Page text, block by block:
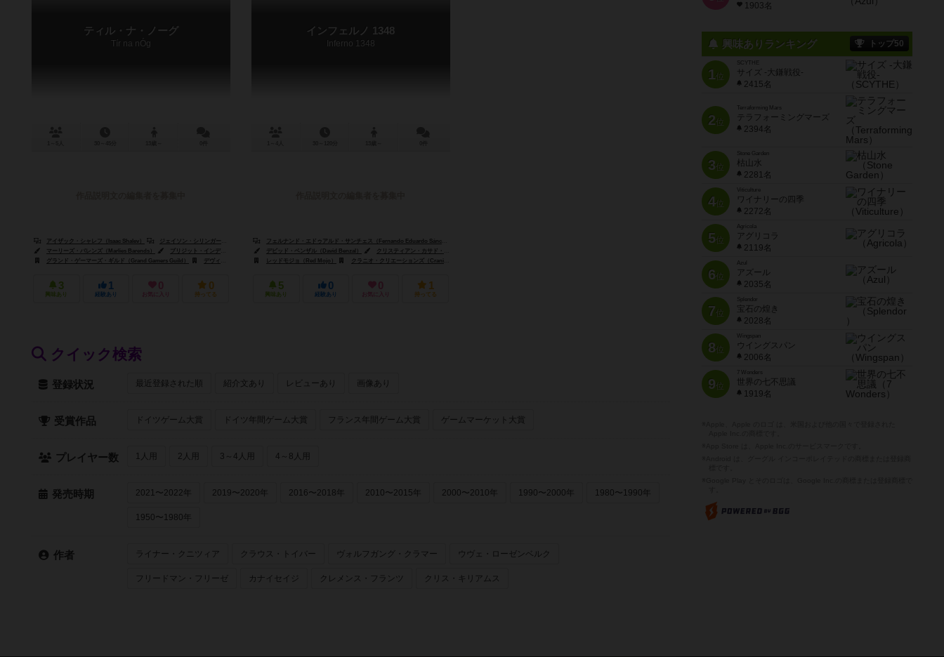
ティル・ナ・ノーグ
Tír na nÓg
アイザック・シャレフ（Isaac Shalev）
ジェイソン・シリンガーランド（Jason Slingerland）
マーリーズ・バレンズ（Marlies Barends）
ブリジット・インデリカト（Brigette Indelicato）
グランド・ゲーマーズ・ギルド（Grand Gamers Guild）
デヴィル（Devir） フロステッド・ゲームズ（Frosted Games）
3
興味あり
1
経験あり
0
お気に入り
0
持ってる
インフェルノ 1348
Inferno 1348
フェルナンド・エドゥアルド・サンチェス（Fernando Eduardo Sánchez）
デビッド・ベンザル（David Benzal）
クリスティアン・カサド・オタズ（Cristian Casado Otazu）
レッドモジョ（Red Mojo）
クラニオ・クリエーションズ（Cranio Creations）
5
興味あり
0
経験あり
0
お気に入り
1
持ってる
クイック検索
登録状況 最近登録された順 紹介文あり レビューあり 画像あり
受賞作品 ドイツゲーム大賞 ドイツ年間ゲーム大賞 フランス年間ゲーム大賞 ゲームマーケット大賞
プレイヤー数 1人用 2人用 3～4人用 4～8人用
発売時期 2021〜2022年 2019〜2020年 2016〜2018年 2010〜2015年 2000〜2010年 1990〜2000年 1980〜1990年
1950〜1980年
作者 ライナー・クニツィア クラウス・トイバー ヴォルフガング・クラマー ウヴェ・ローゼンベルク
フリードマン・フリーゼ カナイセイジ クレメンス・フランツ クリス・キリアムス
1903名
興味ありランキング トップ50
1位
SCYTHE
サイズ -大鎌戦役-
2415名
2位
Terraforming Mars
テラフォーミングマーズ
2394名
3位
Stone Garden
枯山水
2281名
4位
Viticulture
ワイナリーの四季
2272名
5位
Agricola
アグリコラ
2119名
6位
Azul
アズール
2035名
7位
宝石の煌き
2028名
8位
Wingspan
ウイングスパン
2006名
9位
7 Wonders
世界の七不思議
1919名